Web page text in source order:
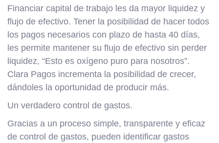
Financiar capital de trabajo les da mayor liquidez y
flujo de efectivo. Tener la posibilidad de hacer todos
los pagos necesarios con plazo de hasta 40 días,
les permite mantener su flujo de efectivo sin perder
liquidez, “Esto es oxígeno puro para nosotros”.
Clara Pagos incrementa la posibilidad de crecer,
dándoles la oportunidad de producir más.
Un verdadero control de gastos.
Gracias a un proceso simple, transparente y eficaz
de control de gastos, pueden identificar gastos